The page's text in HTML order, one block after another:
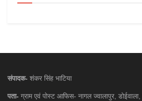
संपादक- शंकर सिंह भाटिया
पता- ग्राम एवं पोस्ट आफिस- नागल ज्वालापुर,